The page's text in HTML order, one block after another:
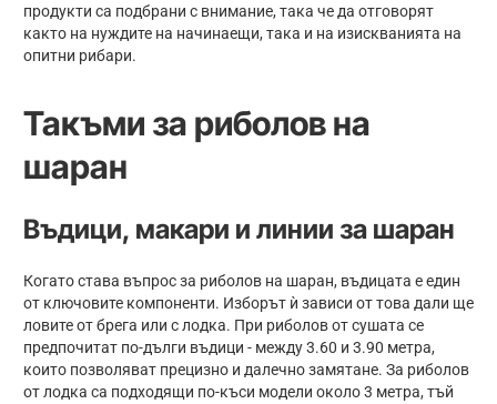
продукти са подбрани с внимание, така че да отговорят
както на нуждите на начинаещи, така и на изискванията на
опитни рибари.
Такъми за риболов на
шаран
Въдици, макари и линии за шаран
Когато става въпрос за риболов на шаран, въдицата е един
от ключовите компоненти. Изборът ѝ зависи от това дали ще
ловите от брега или с лодка. При риболов от сушата се
предпочитат по-дълги въдици - между 3.60 и 3.90 метра,
които позволяват прецизно и далечно замятане. За риболов
от лодка са подходящи по-къси модели около 3 метра, тъй